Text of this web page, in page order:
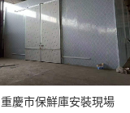
重慶市保鮮庫安裝現場